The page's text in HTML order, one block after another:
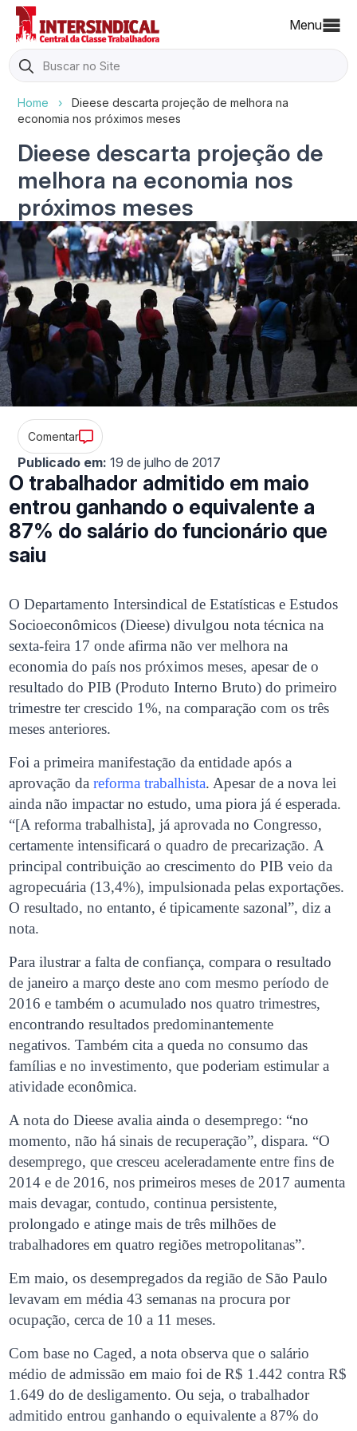
Menu
Search
for:
Home ›
Dieese descarta projeção de melhora na
economia nos próximos meses
Dieese descarta projeção de
melhora na economia nos
próximos meses
Comentar
Publicado em: 19 de julho de 2017
O trabalhador admitido em maio
entrou ganhando o equivalente a
87% do salário do funcionário que
saiu
O Departamento Intersindical de Estatísticas e Estudos
Socioeconômicos (Dieese) divulgou nota técnica na
sexta-feira 17 onde afirma não ver melhora na
economia do país nos próximos meses, apesar de o
resultado do PIB (Produto Interno Bruto) do primeiro
trimestre ter crescido 1%, na comparação com os três
meses anteriores.
Foi a primeira manifestação da entidade após a
aprovação dareforma trabalhista. Apesar de a nova lei
ainda não impactar no estudo, uma piora já é esperada.
“[A reforma trabalhista], já aprovada no Congresso,
certamente intensificará o quadro de precarização. A
principal contribuição ao crescimento do PIB veio da
agropecuária (13,4%), impulsionada pelas exportações.
O resultado, no entanto, é tipicamente sazonal”, diz a
nota.
Para ilustrar a falta de confiança, compara o resultado
de janeiro a março deste ano com mesmo período de
2016 e também o acumulado nos quatro trimestres,
encontrando resultados predominantemente
negativos.Também cita a queda no consumo das
famílias e no investimento, que poderiam estimular a
atividade econômica.
A nota do Dieese avalia ainda o desemprego: “no
momento, não há sinais de recuperação”, dispara. “O
desemprego, que cresceu aceleradamente entre fins de
2014 e de 2016, nos primeiros meses de 2017 aumenta
mais devagar, contudo, continua persistente,
prolongado e atinge mais de três milhões de
trabalhadores em quatro regiões metropolitanas”.
Em maio, os desempregados da região de São Paulo
levavam em média 43 semanas na procura por
ocupação, cerca de 10 a 11 meses.
Com base no Caged, a nota observa que o salário
médio de admissão em maio foi de R$ 1.442 contra R$
1.649 do de desligamento. Ou seja, o trabalhador
admitido entrou ganhando o equivalente a 87% do